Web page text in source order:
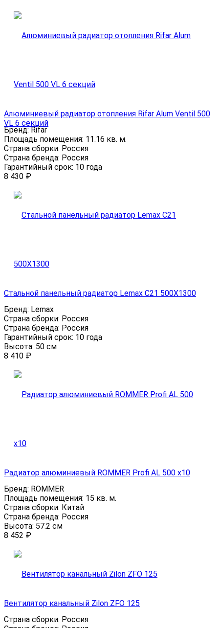
Алюминиевый радиатор отопления Rifar Alum Ventil 500
VL 6 секций
Бренд:Rifar
Площадь помещения: 11.16 кв. м.
Страна сборки: Россия
Страна бренда: Россия
Гарантийный срок: 10 года
8 430 ₽
Стальной панельный радиатор Lemax C21 500Х1300
Бренд: Lemax
Страна сборки: Россия
Страна бренда: Россия
Гарантийный срок: 10 года
Высота: 50 см
8 410 ₽
Радиатор алюминиевый ROMMER Profi AL 500 x10
Бренд: ROMMER
Площадь помещения: 15 кв. м.
Страна сборки: Китай
Страна бренда: Россия
Высота: 57.2 см
8 452 ₽
Вентилятор канальный Zilon ZFO 125
Страна сборки: Россия